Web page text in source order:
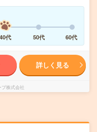
40代 50代 60代
詳しく見る
株式会社